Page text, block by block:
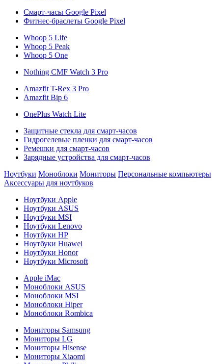
Смарт-часы Google Pixel
Фитнес-браслеты Google Pixel
Whoop 5 Life
Whoop 5 Peak
Whoop 5 One
Nothing CMF Watch 3 Pro
Amazfit T-Rex 3 Pro
Amazfit Bip 6
OnePlus Watch Lite
Защитные стекла для смарт-часов
Гидрогелевые пленки для смарт-часов
Ремешки для смарт-часов
Зарядные устройства для смарт-часов
Ноутбуки Моноблоки Мониторы Персональные компьютеры
Аксессуары для ноутбуков
Ноутбуки Apple
Ноутбуки ASUS
Ноутбуки MSI
Ноутбуки Lenovo
Ноутбуки HP
Ноутбуки Huawei
Ноутбуки Honor
Ноутбуки Microsoft
Apple iMac
Моноблоки ASUS
Моноблоки MSI
Моноблоки Hiper
Моноблоки Rombica
Мониторы Samsung
Мониторы LG
Мониторы Hisense
Мониторы Xiaomi